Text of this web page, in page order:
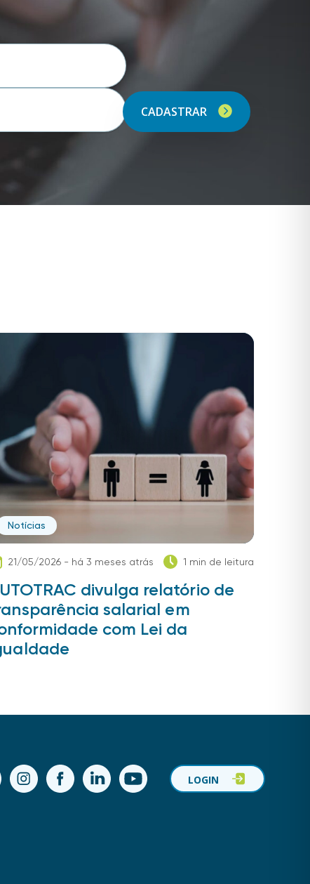
CADASTRAR
Notícias
21/05/2026 - há 3 meses atrás 1 min de leitura
divulga relatório de
salarial em
com Lei da
InstagramFacebookLinkedInYouTube
LOGIN